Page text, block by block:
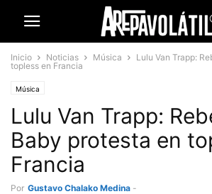
Inicio Noticias Música
Lulu Van Trapp:
topless en Francia
Música
Lulu Van Trapp:
Baby protesta en
Francia
Por Gustavo Chalako Medina -